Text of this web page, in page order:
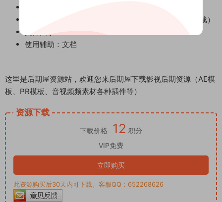
模板音乐：无音乐 （更多AE模板精选参考音乐合集下载）
使用辅助：文档
这里是后期屋资源站，欢迎您来后期屋下载影视后期资源（AE模
板、PR模板、音视频频素材各种插件等）
资源下载
下载价格 12 积分
VIP免费
立即购买
此资源购买后30天内可下载。客服QQ：652268626